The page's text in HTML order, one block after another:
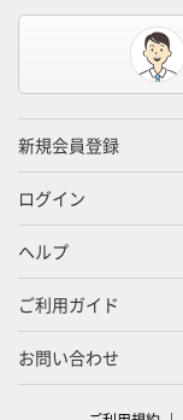
新規会員登録
ログイン
ヘルプ
ご利用ガイド
お問い合わせ